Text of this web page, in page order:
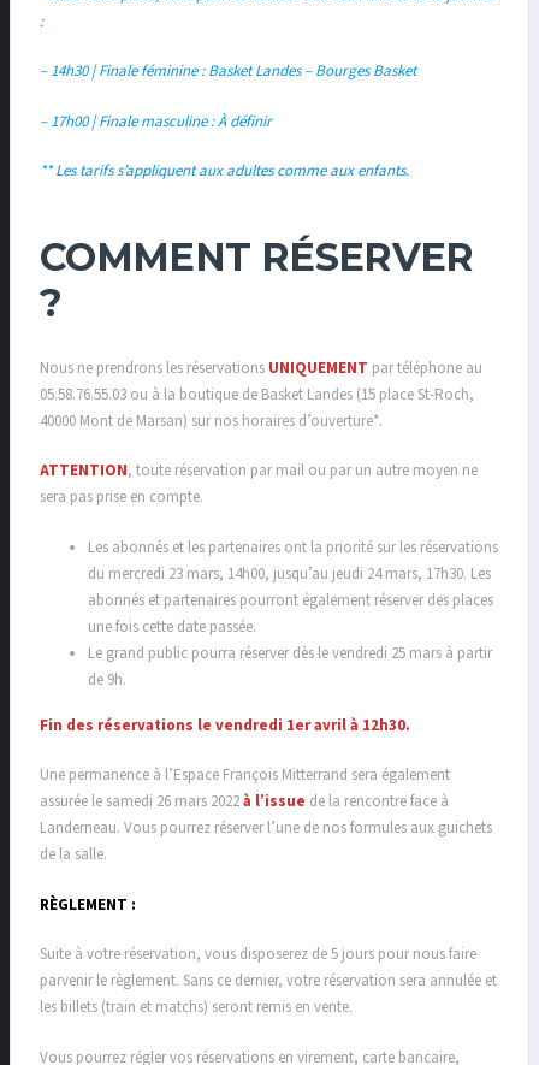
:
– 14h30 | Finale féminine : Basket Landes – Bourges Basket
– 17h00 | Finale masculine : À définir
** Les tarifs s’appliquent aux adultes comme aux enfants.
COMMENT RÉSERVER
?
Nous ne prendrons les réservations UNIQUEMENT par téléphone au
05.58.76.55.03 ou à la boutique de Basket Landes (15 place St-Roch,
40000 Mont de Marsan) sur nos horaires d’ouverture*.
ATTENTION, toute réservation par mail ou par un autre moyen ne
sera pas prise en compte.
Les abonnés et les partenaires ont la priorité sur les réservations
du mercredi 23 mars, 14h00, jusqu’au jeudi 24 mars, 17h30. Les
abonnés et partenaires pourront également réserver des places
une fois cette date passée.
Le grand public pourra réserver dès le vendredi 25 mars à partir
de 9h.
Fin des réservations le vendredi 1er avril à 12h30.
Une permanence à l’Espace François Mitterrand sera également
assurée le samedi 26 mars 2022à l’issue de la rencontre face à
Landerneau. Vous pourrez réserver l’une de nos formules aux guichets
de la salle.
RÈGLEMENT :
Suite à votre réservation, vous disposerez de 5 jours pour nous faire
parvenir le règlement. Sans ce dernier, votre réservation sera annulée et
les billets (train et matchs) seront remis en vente.
Vous pourrez régler vos réservations en virement, carte bancaire,